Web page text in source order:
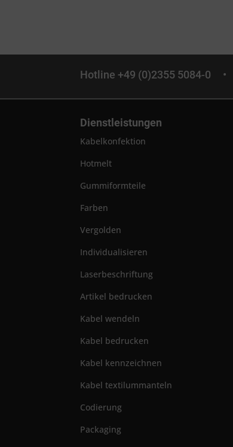
Hotline +49 (0)2355 5084-0 •
Dienstleistungen
Kabelkonfektion
Hotmelt
Gummiformteile
Farben
Vergolden
Individualisieren
Laserbeschriftung
Artikel bedrucken
Kabel wendeln
Kabel bedrucken
Kabel kennzeichnen
Kabel textilummanteln
Codierung
Packaging